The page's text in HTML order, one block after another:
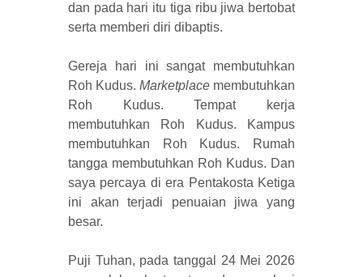
dan pada hari itu tiga ribu jiwa bertobat
serta memberi diri dibaptis.
Gereja hari ini sangat membutuhkan
Roh Kudus. Marketplace membutuhkan
Roh Kudus. Tempat kerja
membutuhkan Roh Kudus. Kampus
membutuhkan Roh Kudus. Rumah
tangga membutuhkan Roh Kudus. Dan
saya percaya di era Pentakosta Ketiga
ini akan terjadi penuaian jiwa yang
besar.
Puji Tuhan, pada tanggal 24 Mei 2026